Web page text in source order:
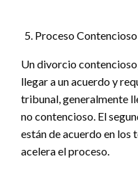
Proceso
Un divorcio
llegar a un acuerdo y
tribunal, generalmente
no contencioso. El
están de acuerdo en los
acelera el proceso.